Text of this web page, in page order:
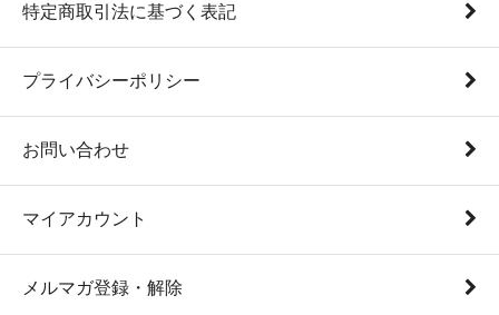
特定商取引法に基づく表記
プライバシーポリシー
お問い合わせ
マイアカウント
メルマガ登録・解除